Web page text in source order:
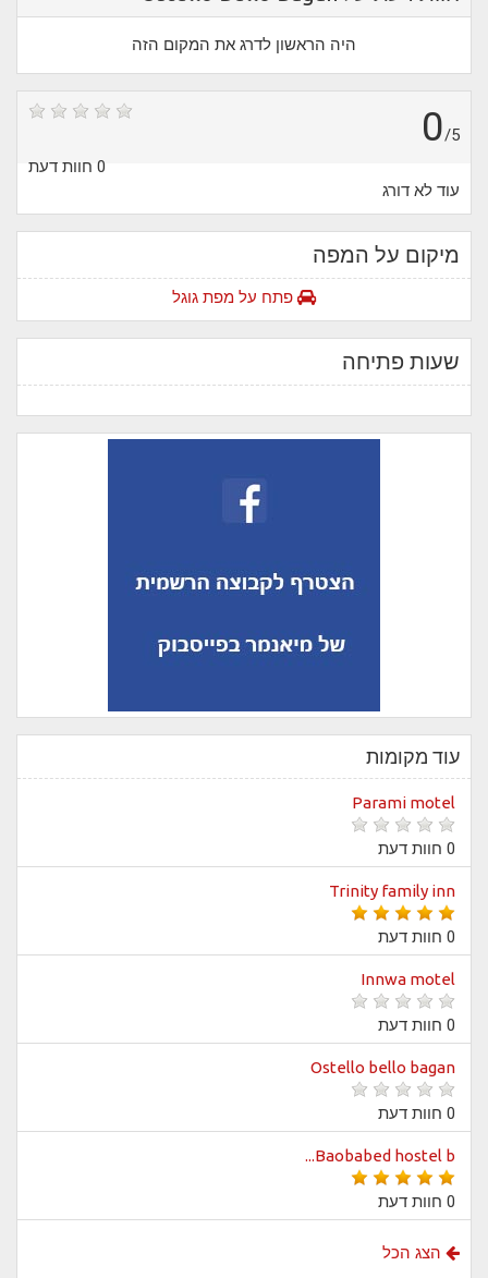
היה הראשון לדרג את המקום הזה
0/5
0 חוות דעת
עוד לא דורג
מיקום על המפה
פתח על מפת גוגל
שעות פתיחה
עוד מקומות
Parami motel
0 חוות דעת
Trinity family inn
0 חוות דעת
Innwa motel
0 חוות דעת
Ostello bello bagan
0 חוות דעת
Baobabed hostel b...
0 חוות דעת
הצג הכל